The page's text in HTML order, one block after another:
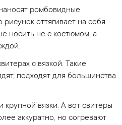
ромбовидные
оттягивает на себя
носить не с костюмом, а
с вязкой. Такие
подходят для большинства
вязки. А вот свитеры
аккуратно, но согревают